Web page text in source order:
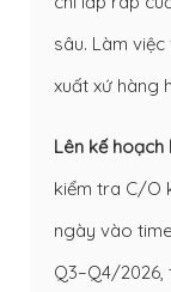
sâu. Làm
xuất xứ hàng
Lên kế
kiểm tra C/O
ngày vào
Q3–Q4/2026,